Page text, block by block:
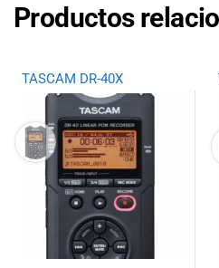
Productos
TASCAM DR-40X